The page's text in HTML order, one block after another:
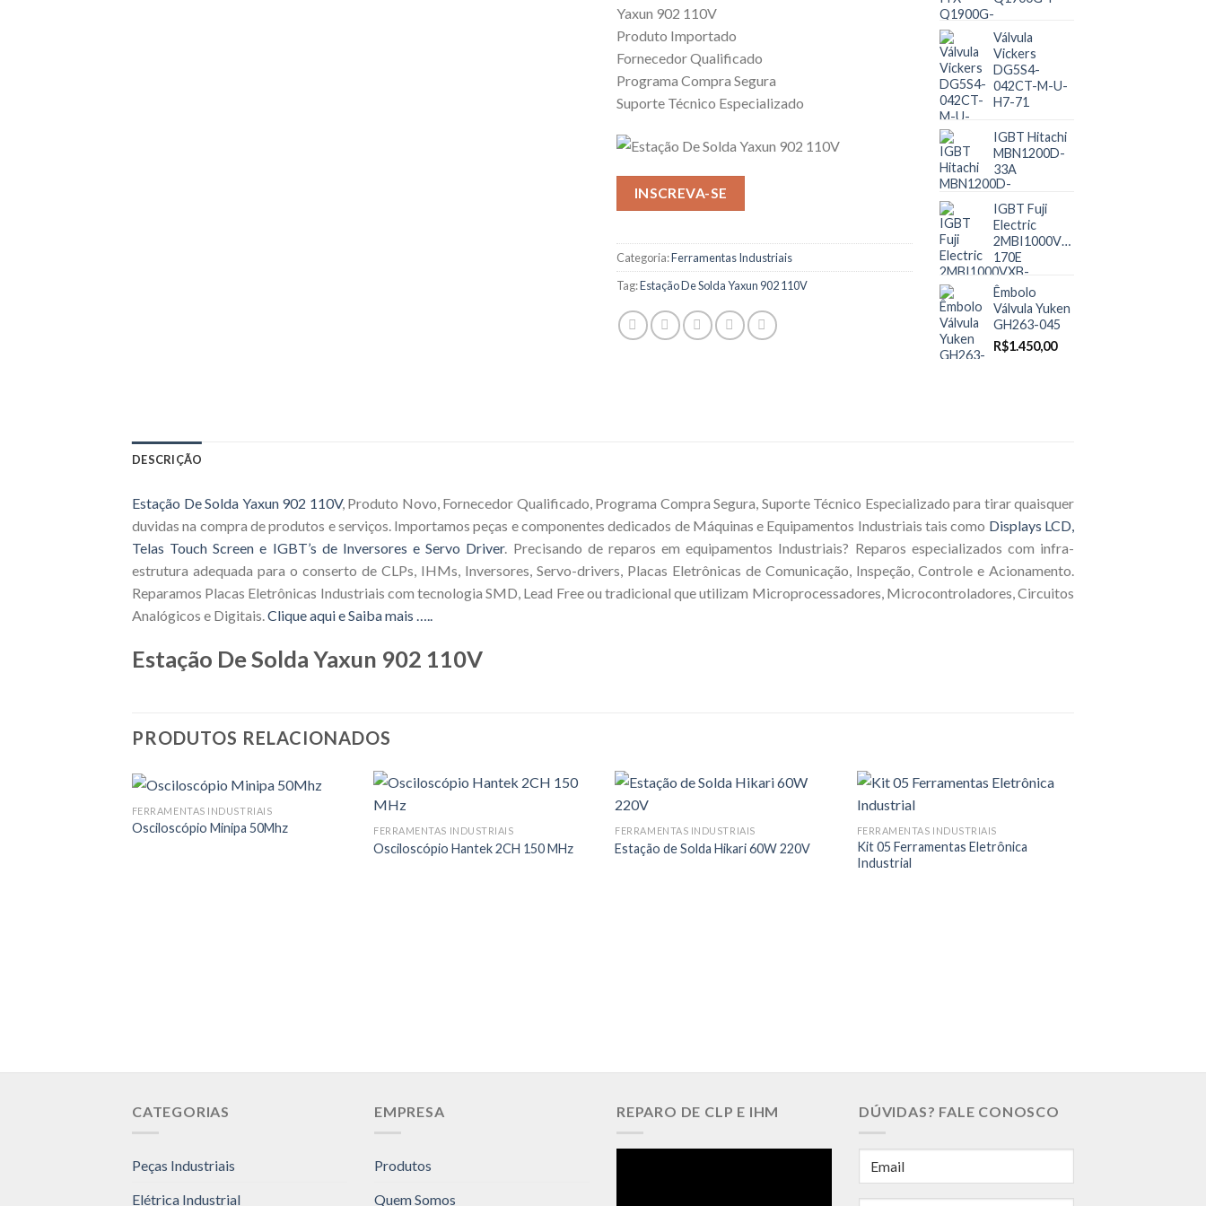
Yaxun 902 110V
Produto Importado
Fornecedor Qualificado
Programa Compra Segura
Suporte Técnico Especializado
INSCREVA-SE
Categoria:Ferramentas Industriais
Tag:Estação De Solda Yaxun 902 110V
Válvula
Vickers
DG5S4-
042CT-M-U-
H7-71
IGBT Hitachi
MBN1200D-
33A
IGBT Fuji
Electric
2MBI1000VXB-
170E
Êmbolo
Válvula Yuken
GH263-045
R$1.450,00
DESCRIÇÃO
Estação De Solda Yaxun 902 110V, Produto Novo, Fornecedor Qualificado, Programa Compra Segura, Suporte Técnico Especializado para tirar quaisquer
duvidas na compra de produtos e serviços. Importamos peças e componentes dedicados de Máquinas e Equipamentos Industriais tais como Displays LCD,
Telas Touch Screen e IGBT’s de Inversores e Servo Driver. Precisando de reparos em equipamentos Industriais? Reparos especializados com infra-
estrutura adequada para o conserto de CLPs, IHMs, Inversores, Servo-drivers, Placas Eletrônicas de Comunicação, Inspeção, Controle e Acionamento.
Reparamos Placas Eletrônicas Industriais com tecnologia SMD, Lead Free ou tradicional que utilizam Microprocessadores, Microcontroladores, Circuitos
Analógicos e Digitais. Clique aqui e Saiba mais …..
Estação De Solda Yaxun 902 110V
PRODUTOS RELACIONADOS
FERRAMENTAS INDUSTRIAIS
Osciloscópio Minipa 50Mhz FERRAMENTAS INDUSTRIAIS
Osciloscópio Hantek 2CH 150 MHz
FERRAMENTAS INDUSTRIAIS
Estação de Solda Hikari 60W 220V
FERRAMENTAS INDUSTRIAIS
Kit 05 Ferramentas Eletrônica
Industrial
CATEGORIAS
Peças Industriais
Elétrica Industrial
EMPRESA
Produtos
Quem Somos
REPARO DE CLP E IHM DÚVIDAS? FALE CONOSCO